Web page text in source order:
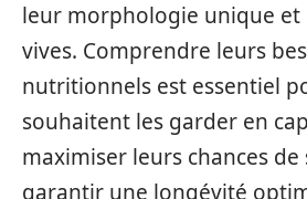
leur morphologie unique et
vives. Comprendre leurs
nutritionnels est essentiel
souhaitent les garder en
maximiser leurs chances
garantir une longévité